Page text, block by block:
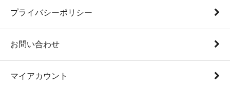
プライバシーポリシー
お問い合わせ
マイアカウント